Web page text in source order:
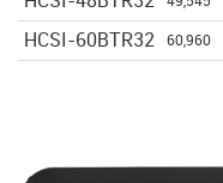
HCSI-60BTR32 60,960